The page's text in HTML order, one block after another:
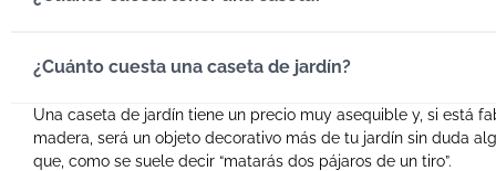
¿Cuánto cuesta una caseta de jardín?
Una caseta de jardín tiene un precio muy asequible y, si está
madera, será un objeto decorativo más de tu jardín sin duda
que, como se suele decir “matarás dos pájaros de un tiro”.